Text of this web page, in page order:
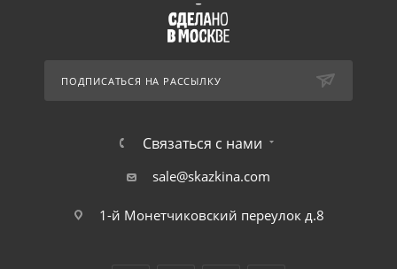
ПОДПИСАТЬСЯ НА РАССЫЛКУ
Связаться с нами
sale@skazkina.com
1-й Монетчиковский переулок д.8